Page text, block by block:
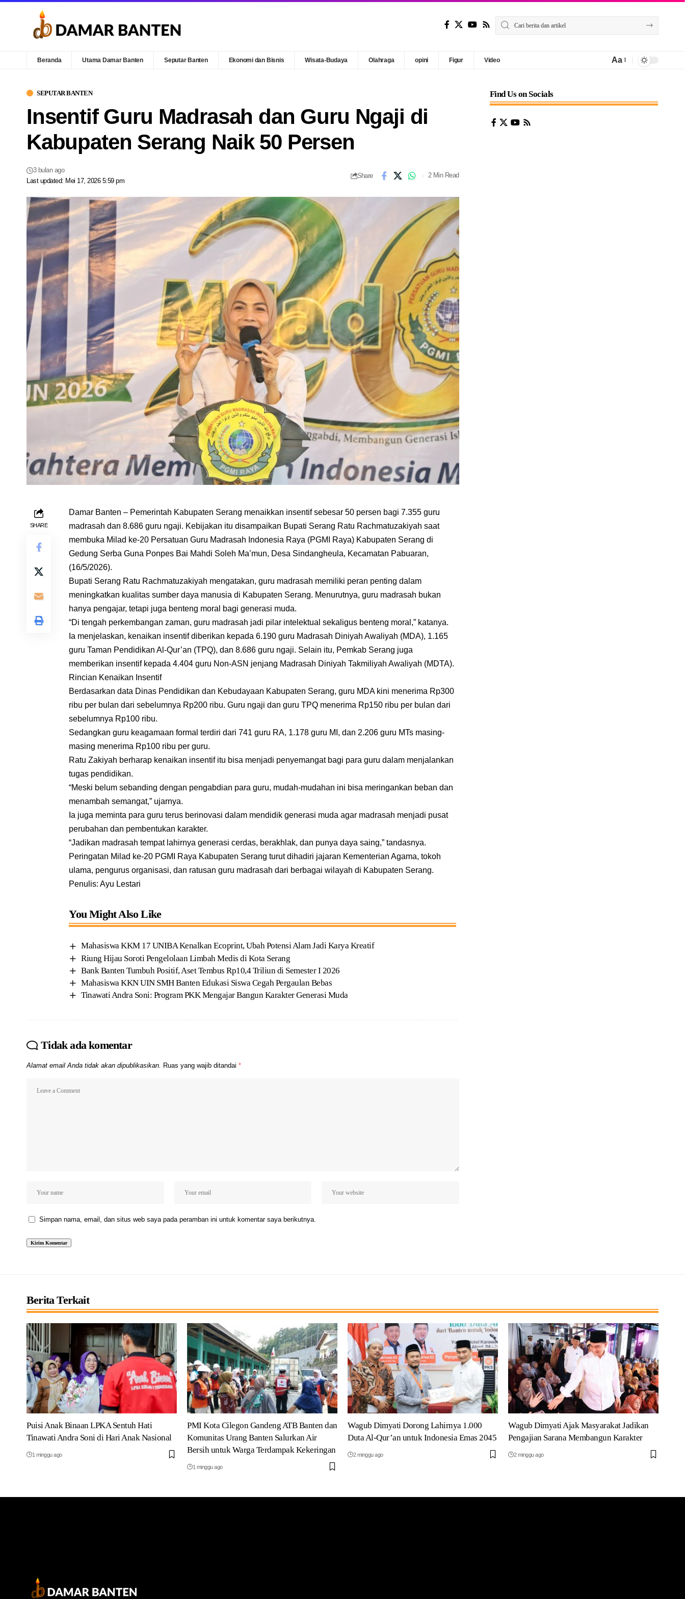
Beranda Utama Damar Banten Seputar Banten Ekonomi dan Bisnis Wisata-Budaya Olahraga opini Figur Video Aa
SEPUTAR BANTEN
Insentif Guru Madrasah dan Guru Ngaji di
Kabupaten Serang Naik 50 Persen
Last updated: Mei 17, 2026 5:59 pm
3 bulan ago
Share 2 Min Read
SHARE
Damar Banten – Pemerintah Kabupaten Serang menaikkan insentif sebesar 50 persen bagi 7.355 guru
madrasah dan 8.686 guru ngaji. Kebijakan itu disampaikan Bupati Serang Ratu Rachmatuzakiyah saat
membuka Milad ke-20 Persatuan Guru Madrasah Indonesia Raya (PGMI Raya) Kabupaten Serang di
Gedung Serba Guna Ponpes Bai Mahdi Soleh Ma’mun, Desa Sindangheula, Kecamatan Pabuaran,
(16/5/2026).
Bupati Serang Ratu Rachmatuzakiyah mengatakan, guru madrasah memiliki peran penting dalam
meningkatkan kualitas sumber daya manusia di Kabupaten Serang. Menurutnya, guru madrasah bukan
hanya pengajar, tetapi juga benteng moral bagi generasi muda.
“Di tengah perkembangan zaman, guru madrasah jadi pilar intelektual sekaligus benteng moral,” katanya.
Ia menjelaskan, kenaikan insentif diberikan kepada 6.190 guru Madrasah Diniyah Awaliyah (MDA), 1.165
guru Taman Pendidikan Al-Qur’an (TPQ), dan 8.686 guru ngaji. Selain itu, Pemkab Serang juga
memberikan insentif kepada 4.404 guru Non-ASN jenjang Madrasah Diniyah Takmiliyah Awaliyah (MDTA).
Rincian Kenaikan Insentif
Berdasarkan data Dinas Pendidikan dan Kebudayaan Kabupaten Serang, guru MDA kini menerima Rp300
ribu per bulan dari sebelumnya Rp200 ribu. Guru ngaji dan guru TPQ menerima Rp150 ribu per bulan dari
sebelumnya Rp100 ribu.
Sedangkan guru keagamaan formal terdiri dari 741 guru RA, 1.178 guru MI, dan 2.206 guru MTs masing-
masing menerima Rp100 ribu per guru.
Ratu Zakiyah berharap kenaikan insentif itu bisa menjadi penyemangat bagi para guru dalam menjalankan
tugas pendidikan.
“Meski belum sebanding dengan pengabdian para guru, mudah-mudahan ini bisa meringankan beban dan
menambah semangat,” ujarnya.
Ia juga meminta para guru terus berinovasi dalam mendidik generasi muda agar madrasah menjadi pusat
perubahan dan pembentukan karakter.
“Jadikan madrasah tempat lahirnya generasi cerdas, berakhlak, dan punya daya saing,” tandasnya.
Peringatan Milad ke-20 PGMI Raya Kabupaten Serang turut dihadiri jajaran Kementerian Agama, tokoh
ulama, pengurus organisasi, dan ratusan guru madrasah dari berbagai wilayah di Kabupaten Serang.
Penulis: Ayu Lestari
You Might Also Like
Mahasiswa KKM 17 UNIBA Kenalkan Ecoprint, Ubah Potensi Alam Jadi Karya Kreatif
Riung Hijau Soroti Pengelolaan Limbah Medis di Kota Serang
Bank Banten Tumbuh Positif, Aset Tembus Rp10,4 Triliun di Semester I 2026
Mahasiswa KKN UIN SMH Banten Edukasi Siswa Cegah Pergaulan Bebas
Tinawati Andra Soni: Program PKK Mengajar Bangun Karakter Generasi Muda
Tidak ada komentar
Alamat email Anda tidak akan dipublikasikan. Ruas yang wajib ditandai *
Simpan nama, email, dan situs web saya pada peramban ini untuk komentar saya berikutnya.
Find Us on Socials
Berita Terkait
Puisi Anak Binaan LPKA Sentuh Hati
Tinawati Andra Soni di Hari Anak Nasional
1 minggu ago
PMI Kota Cilegon Gandeng ATB Banten dan
Komunitas Urang Banten Salurkan Air
Bersih untuk Warga Terdampak Kekeringan
1 minggu ago
Wagub Dimyati Dorong Lahirnya 1.000
Duta Al-Qur’an untuk Indonesia Emas 2045
2 minggu ago
Wagub Dimyati Ajak Masyarakat Jadikan
Pengajian Sarana Membangun Karakter
2 minggu ago